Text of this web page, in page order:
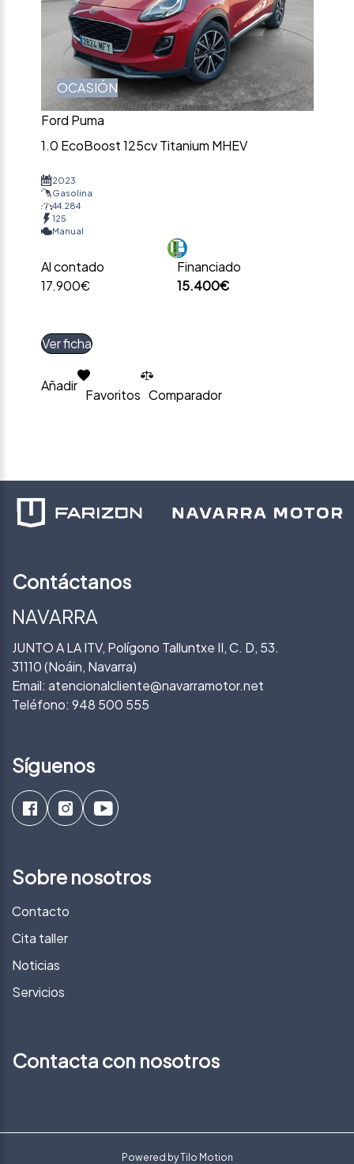
OCASIÓN
Ford Puma
1.0 EcoBoost 125cv Titanium MHEV
2023
Gasolina
44.284
125
Manual
Al contado
17.900€
Financiado
15.400€
Ver ficha
Añadir
Favoritos Comparador
Contáctanos
NAVARRA
JUNTO A LA ITV, Polígono Talluntxe II, C. D, 53.
31110 (Noáin, Navarra)
Email: atencionalcliente@navarramotor.net
Teléfono: 948 500 555
Síguenos
Sobre nosotros
Contacto
Cita taller
Noticias
Servicios
Contacta con nosotros
Powered byTilo Motion